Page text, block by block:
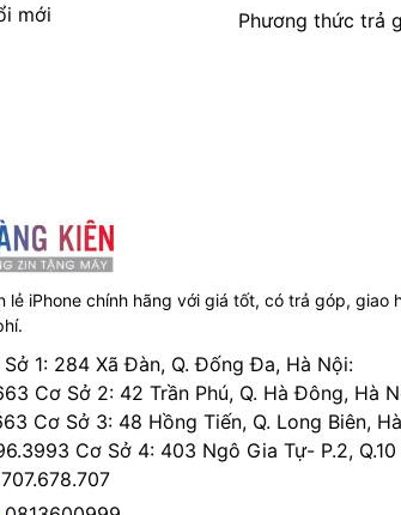
mới
Phương thức trả
lẻ iPhone chính hãng với giá tốt, có trả góp, giao
Sở 1: 284 Xã Đàn, Q. Đống Đa, Hà Nội:
Cơ Sở 2: 42 Trần Phú, Q. Hà Đông, Hà
Cơ Sở 3: 48 Hồng Tiến, Q. Long Biên, Hà
Cơ Sở 4: 403 Ngô Gia Tự- P.2, Q.10